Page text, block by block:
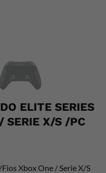
ELITE SERIES
SERIE X/S /PC
Xbox One / Serie X/S